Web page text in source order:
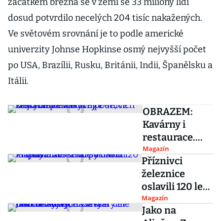
dosud potvrdilo necelých 204 tisíc nakažených.
Ve světovém srovnání je to podle americké
univerzity Johnse Hopkinse osmý nejvyšší počet
po USA, Brazílii, Rusku, Británii, Indii, Španělsku a
Itálii.
OBRAZEM:
Kavárny i
restaurace.
Podívejte se,
ve kterých
pražských
podnicích se
již neotevře
Magazín
Příznivci
železnice
oslavili 120 let
Posázavského
pacifiku.
Magazín
Jako na